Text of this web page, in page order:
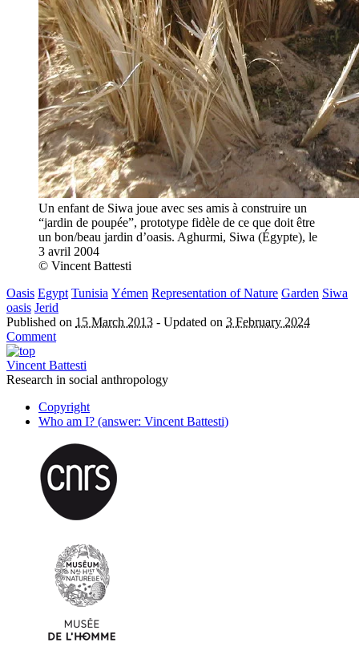
Un enfant de Siwa joue avec ses amis à construire un
“jardin de poupée”, prototype fidèle de ce que doit être
un bon/beau jardin d’oasis. Aghurmi, Siwa (Égypte), le
3 avril 2004
© Vincent Battesti
Oasis Egypt Tunisia Yémen Representation of Nature Garden Siwa
oasis Jerid
Published on 15 March 2013 - Updated on 3 February 2024
Comment
Vincent Battesti
Research in social anthropology
Copyright
Who am I? (answer: Vincent Battesti)